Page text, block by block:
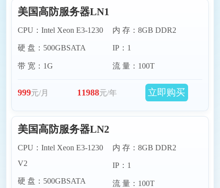
美国西雅图服务器
美国佛吉尼亚服务器
美国高防服务器LN1
CPU：Intel Xeon E3-1230
硬 盘：500GBSATA
带 宽：1G
内 存：8GB DDR2
IP：1
流 量：100T
999元/月 11988元/年 立即购买
美国高防服务器LN2
CPU：Intel Xeon E3-1230
V2
硬 盘：500GBSATA
内 存：8GB DDR2
IP：1
流 量：100T